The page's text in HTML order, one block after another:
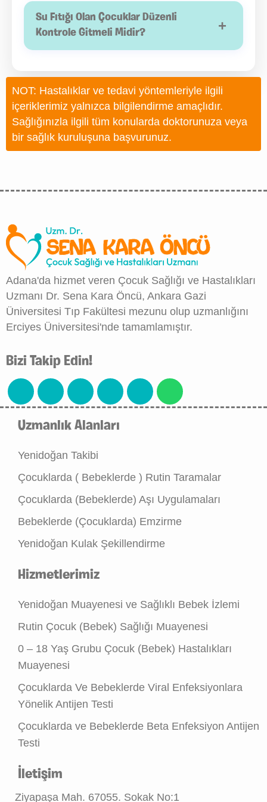
önerilebilir.
testis torbasında ani başlayan şiddetli ağrı,
kızarıklık, sertlik, hızla büyüyen şişlik veya ateş gibi
belirtiler ortaya çıkarsa vakit kaybetmeden sağlık
Su Fıtığı Olan Çocuklar Düzenli
Kontrole Gitmeli Midir?
+
değişiklikler düzenli muayenelerle
değerlendirilmelidir. Bu sayede cerrahi gerekip
gerekmediği doğru zamanda belirlenebilir.
NOT: Hastalıklar ve tedavi yöntemleriyle ilgili
içeriklerimiz yalnızca bilgilendirme amaçlıdır.
Sağlığınızla ilgili tüm konularda doktorunuza veya
bir sağlık kuruluşuna başvurunuz.
Adana'da hizmet veren Çocuk Sağlığı ve Hastalıkları
Uzmanı Dr. Sena Kara Öncü, Ankara Gazi
Üniversitesi Tıp Fakültesi mezunu olup uzmanlığını
Erciyes Üniversitesi'nde tamamlamıştır.
Bizi Takip Edin!
Uzmanlık Alanları
Yenidoğan Takibi
Çocuklarda ( Bebeklerde ) Rutin Taramalar
Çocuklarda (Bebeklerde) Aşı Uygulamaları
Bebeklerde (Çocuklarda) Emzirme
Yenidoğan Kulak Şekillendirme
Hizmetlerimiz
Yenidoğan Muayenesi ve Sağlıklı Bebek İzlemi
Rutin Çocuk (Bebek) Sağlığı Muayenesi
0 – 18 Yaş Grubu Çocuk (Bebek) Hastalıkları
Muayenesi
Çocuklarda Ve Bebeklerde Viral Enfeksiyonlara
Yönelik Antijen Testi
Çocuklarda ve Bebeklerde Beta Enfeksiyon Antijen
Testi
İletişim
Ziyapaşa Mah. 67055. Sokak No:1